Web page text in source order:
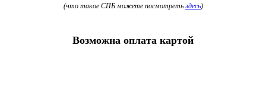
(что такое СПБ можете посмотреть здесь)
Возможна оплата картой